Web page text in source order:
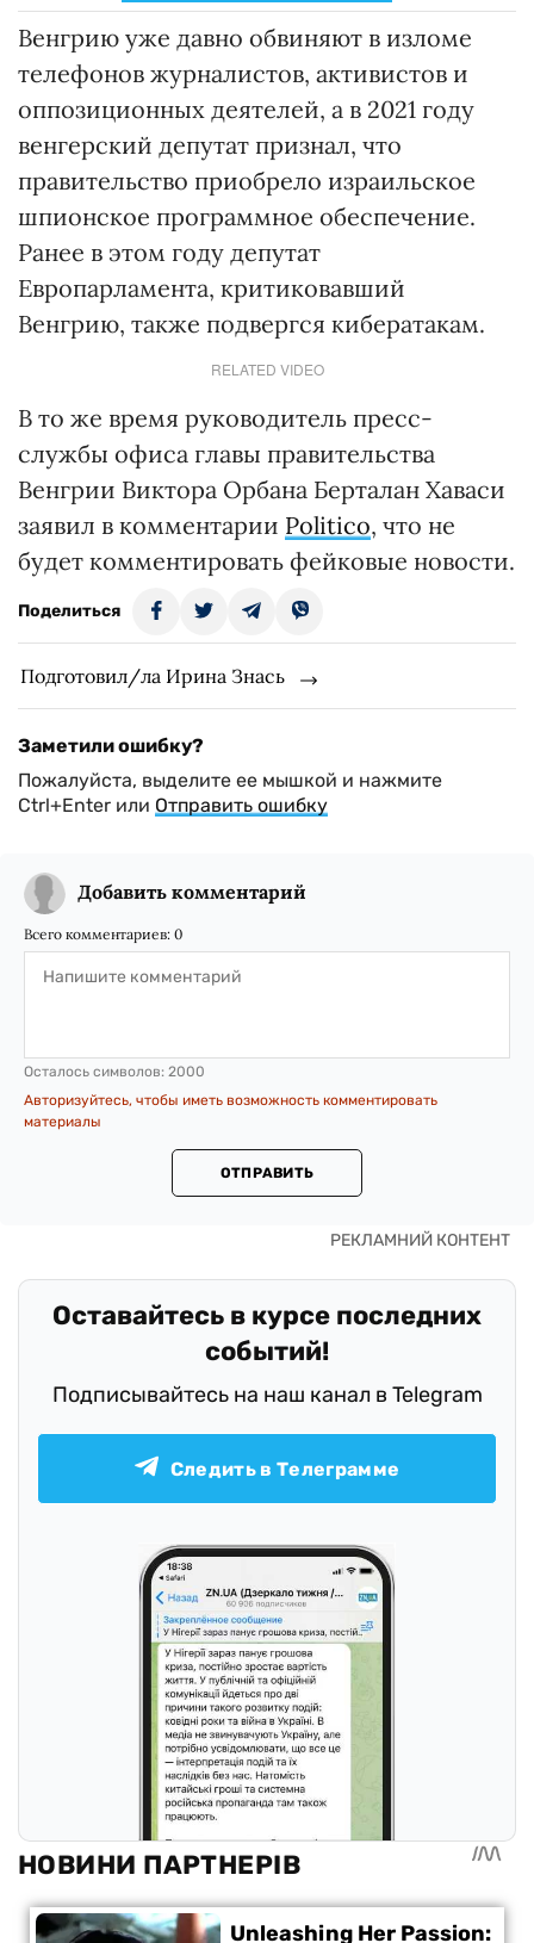
Венгрию уже давно обвиняют в изломе
телефонов журналистов, активистов и
оппозиционных деятелей, а в 2021 году
венгерский депутат признал, что
правительство приобрело израильское
шпионское программное обеспечение.
Ранее в этом году депутат
Европарламента, критиковавший
Венгрию, также подвергся кибератакам.
RELATED VIDEO
В то же время руководитель пресс-
службы офиса главы правительства
Венгрии Виктора Орбана Берталан Хаваси
заявил в комментарии Politico, что не
будет комментировать фейковые новости.
Поделиться
Подготовил/ла Ирина Знась
Заметили ошибку?
Пожалуйста, выделите ее мышкой и нажмите
Ctrl+Enter или Отправить ошибку
Добавить комментарий
Всего комментариев: 0
Осталось символов: 2000
Авторизуйтесь, чтобы иметь возможность комментировать
материалы
ОТПРАВИТЬ
Оставайтесь в курсе последних
событий!
Подписывайтесь на наш канал в Telegram
Следить в Телеграмме